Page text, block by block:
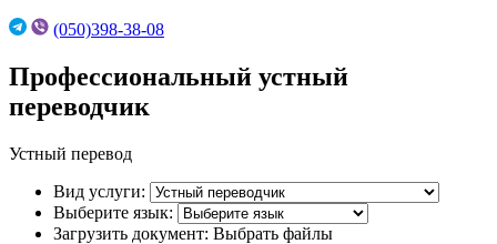
(050)398-38-08
Профессиональный устный
переводчик
Устный перевод
Вид услуги:
Выберите язык:
Загрузить документ: Выбрать файлы